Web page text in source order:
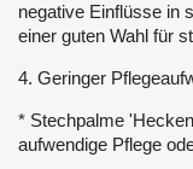
negative Einflüsse in
einer guten Wahl für
4. Geringer
* Stechpalme
aufwendige Pflege